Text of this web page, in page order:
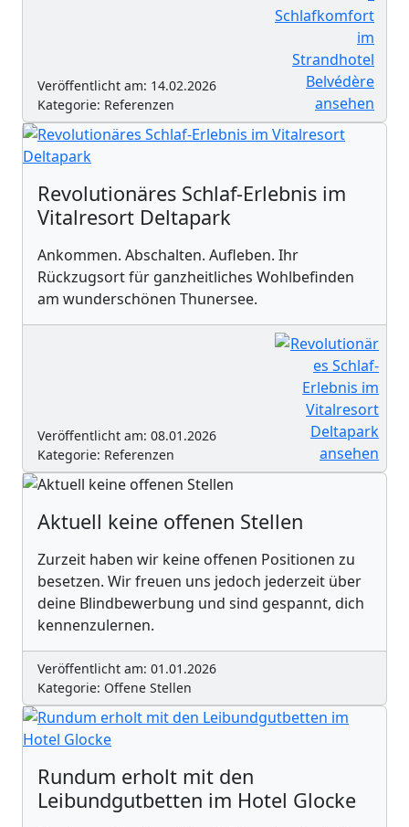
Veröffentlicht am: 14.02.2026
Kategorie: Referenzen
Revolutionäres Schlaf-Erlebnis im
Vitalresort Deltapark
Ankommen. Abschalten. Aufleben. Ihr
Rückzugsort für ganzheitliches Wohlbefinden
am wunderschönen Thunersee.
Veröffentlicht am: 08.01.2026
Kategorie: Referenzen
Aktuell keine offenen Stellen
Zurzeit haben wir keine offenen Positionen zu
besetzen. Wir freuen uns jedoch jederzeit über
deine Blindbewerbung und sind gespannt, dich
kennenzulernen.
Veröffentlicht am: 01.01.2026
Kategorie: Offene Stellen
Rundum erholt mit den
Leibundgutbetten im Hotel Glocke